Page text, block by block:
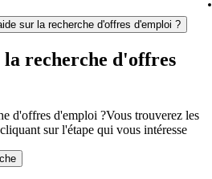
sur la recherche d'offres d'emploi ?
recherche d'offres
d'offres d'emploi ?Vous trouverez les
sur l'étape qui vous intéresse